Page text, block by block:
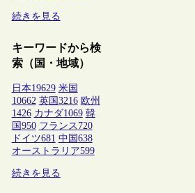
続きを見る
キーワードから検
索（国・地域）
日本19629 米国
10662 英国 3216 欧州
1426 カナダ1069 韓
国 950 フランス 720
ドイツ681 中国 638
オーストラリア599
続きを見る